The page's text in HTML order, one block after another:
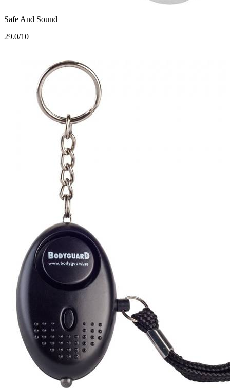
Safe And Sound
29.0/10